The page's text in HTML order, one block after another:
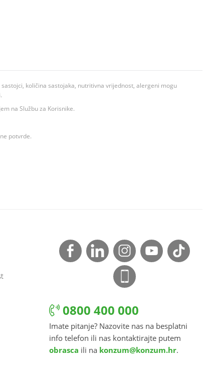
količina sastojaka, nutritivna vrijednost, alergeni mogu
na Službu za Korisnike.
potvrde.
0800 400 000
Imate pitanje? Nazovite nas na besplatni
info telefon ili nas kontaktirajte putem
obrasca ili na konzum@konzum.hr.